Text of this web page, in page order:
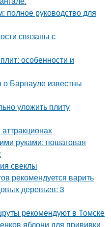
полное руководство для
связаны с
особенности и
Барнауле известны
уложить плиту
руками: пошаговая
свеклы
рекомендуется варить
деревьев: 3
рекомендуют в Томске
яблони для прививки